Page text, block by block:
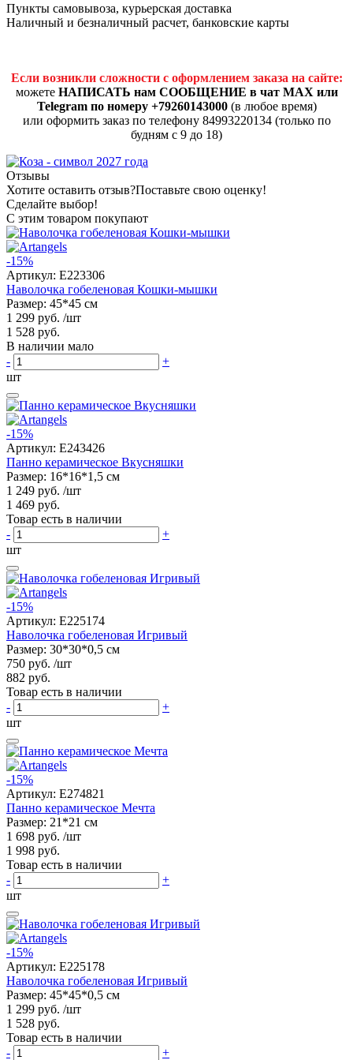
Пункты самовывоза, курьерская доставка
Наличный и безналичный расчет, банковские карты
Если возникли сложности с оформлением заказа на сайте:
можете НАПИСАТЬ нам СООБЩЕНИЕ в чат MAX или
Telegram по номеру +79260143000(в любое время)
или оформить заказ по телефону 84993220134 (только по
будням с 9 до 18)
Отзывы
Хотите оставить отзыв?Поставьте свою оценку!
Сделайте выбор!
С этим товаром покупают
-15%
Артикул: E223306
Наволочка гобеленовая Кошки-мышки
Размер: 45*45 см
1 299 руб. /шт
1 528 руб.
В наличии мало
-
+
шт
-15%
Артикул: E243426
Панно керамическое Вкусняшки
Размер: 16*16*1,5 см
1 249 руб. /шт
1 469 руб.
Товар есть в наличии
-
+
шт
-15%
Артикул: E225174
Наволочка гобеленовая Игривый
Размер: 30*30*0,5 см
750 руб. /шт
882 руб.
Товар есть в наличии
-
+
шт
-15%
Артикул: E274821
Панно керамическое Мечта
Размер: 21*21 см
1 698 руб. /шт
1 998 руб.
Товар есть в наличии
-
+
шт
-15%
Артикул: E225178
Наволочка гобеленовая Игривый
Размер: 45*45*0,5 см
1 299 руб. /шт
1 528 руб.
Товар есть в наличии
-
+